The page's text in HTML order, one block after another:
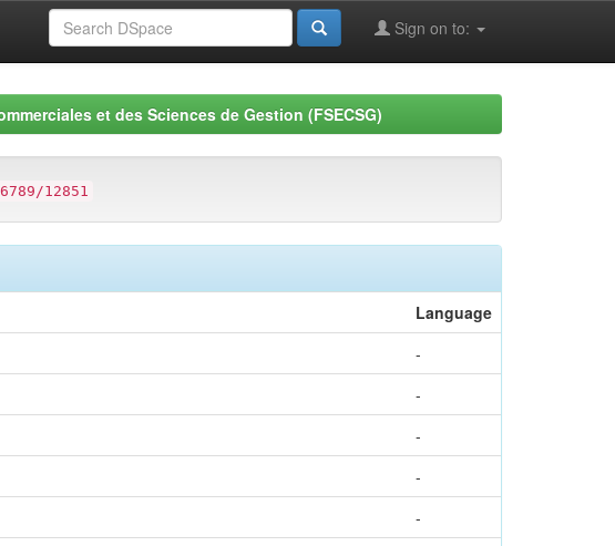
Sign on to:
et des Sciences de Gestion (FSECSG)
12851
Language
-
-
-
-
-